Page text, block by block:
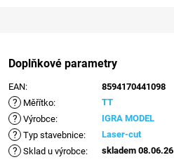
Doplňkové parametry
EAN: 8594170441098
? Měřítko: TT
? Výrobce: IGRA MODEL
? Typ stavebnice: Laser-cut
? Sklad u výrobce: skladem 08.06.26